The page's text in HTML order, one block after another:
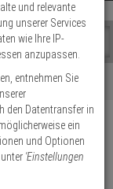
Fertig
und relevante
unserer Services
wie Ihre IP-
anzupassen.
entnehmen Sie
den Datentransfer in
ein
und Optionen
'Einstellungen